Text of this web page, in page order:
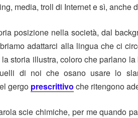
media, troll di Internet e sì, anche
posizione nella società, dal
adattarci alla lingua che ci
storia illustra, coloro che parlano
di noi che osano usare lo
gergo prescrittivo che ritengono
scie chimiche, per me quando